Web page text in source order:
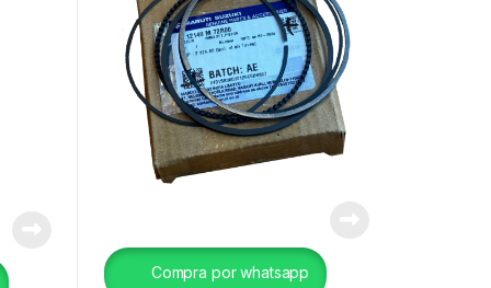
Compra por whatsapp